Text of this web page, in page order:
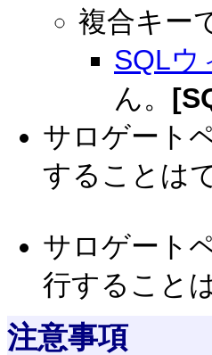
複合キー
SQLウ
ん。
サロゲート
することは
サロゲート
行すること
注意事項